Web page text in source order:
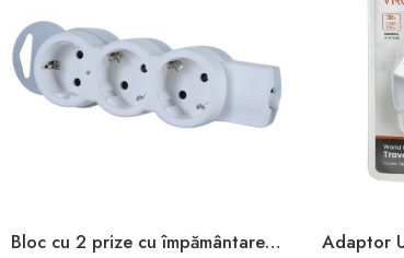
Bloc cu 2 prize cu împământare alb Depa Adaptor